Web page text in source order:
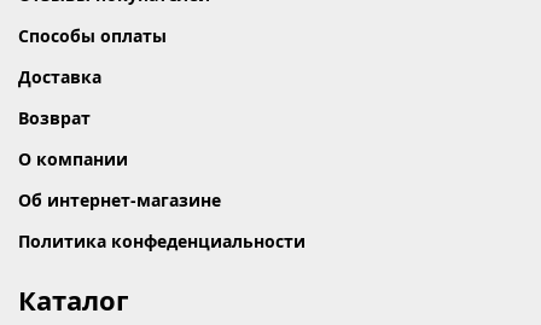
Способы оплаты
Доставка
Возврат
О компании
Об интернет-магазине
Политика конфеденциальности
Каталог